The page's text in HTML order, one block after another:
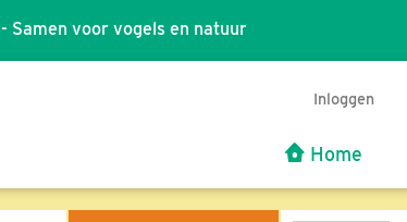
- Samen voor vogels en natuur
Inloggen
Home